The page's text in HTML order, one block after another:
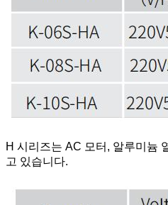
H 시리즈는 AC 모터, 알루미늄
고 있습니다.